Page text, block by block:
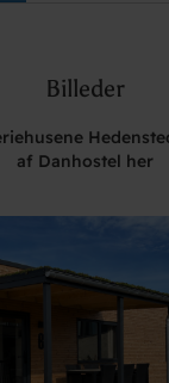
Billeder
af Danhostel her